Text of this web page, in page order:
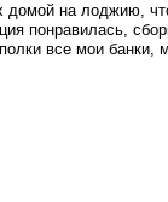
домой на лоджию,
понравилась,
все мои банки,